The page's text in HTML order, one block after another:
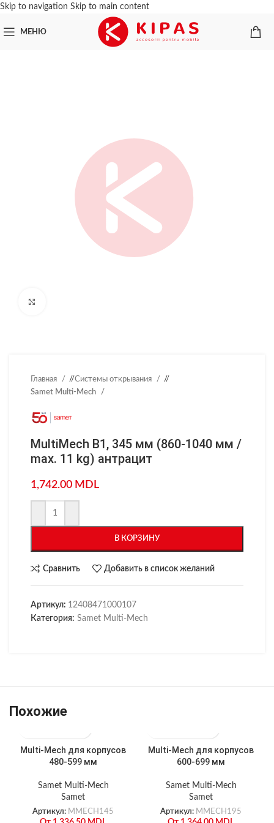
Skip to navigation Skip to main content
МЕНЮ
Главная / Системы открывания
/
Samet Multi-Mech
MultiMech B1, 345 мм (860-1040 мм /
max. 11 kg) антрацит
1,742.00 MDL
В КОРЗИНУ
Сравнить Добавить в список желаний
Артикул: 12408471000107
Категория: Samet Multi-Mech
Похожие
Multi-Mech для корпусов
480-599 мм
Samet Multi-Mech
Samet
Артикул: MMECH145
Multi-Mech для корпусов
600-699 мм
Samet Multi-Mech
Samet
Артикул: MMECH195